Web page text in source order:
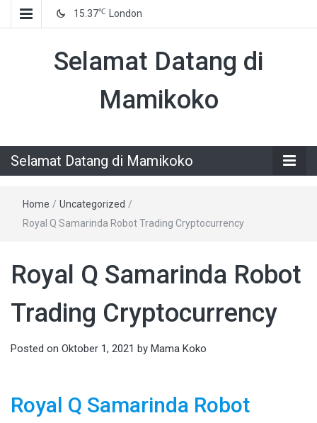
15.37℃ London
Selamat Datang di
Mamikoko
Selamat Datang di Mamikoko
Home / Uncategorized /
Royal Q Samarinda Robot Trading Cryptocurrency
Royal Q Samarinda Robot
Trading Cryptocurrency
Posted on Oktober 1, 2021 by Mama Koko
Royal Q Samarinda Robot